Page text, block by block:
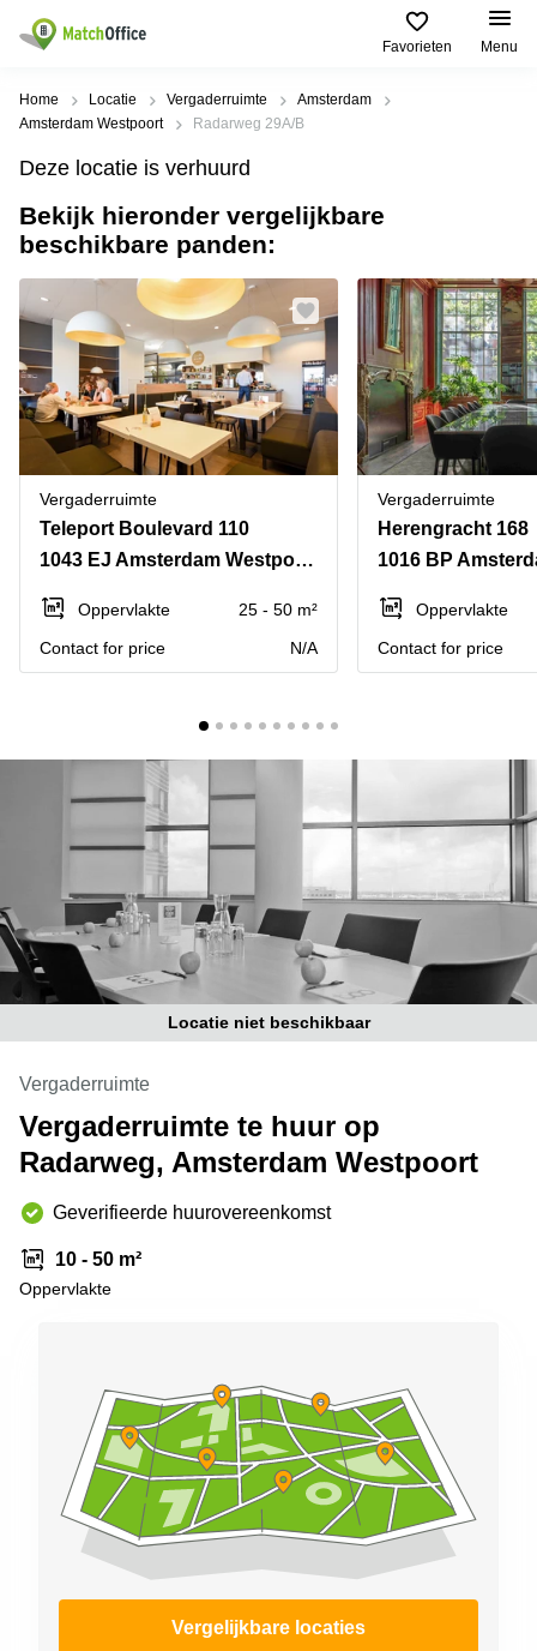
Favorieten Menu
Huren / Verhuren
Productpagina's
Kantoorruimten
Business
Flexplekken
Coworking
Spaces
Vergaderruimten
Virtueel
Kantoor
Bedrijfsruimte
Populaire
Steden
Alkmaar
Amsterdam
Westpoort
Bergen
op
Zoom
Amersfoort
Breda
Hengelo
Hilversum
Hoofddorp
Tiel
Tilburg
Zwolle
Westpoort
Populaire
zoekopdrachten
Kantoorruimte
in Breda
huren
Bergen
op
Zoom
Kantoor
huren
Kantoor
huren
Reeuwijk
Business
Arnhem
Westpoort
Business
Hilversum
center
Den
Haag
Coworking
space
Coworking
Arnhem
Kantoorruimte
in Arnhem
space
Coworking
space
Kantoor
Huren
Hengelo
Bedrijfsruimte
Huren in
Help
Over ons
Voeg je kantoorruimte toe
Huurprijs
Log in
Home Locatie Vergaderruimte
Amsterdam
Amsterdam Westpoort
Radarweg 29A/B
Deze locatie is verhuurd
Bekijk hieronder vergelijkbare
beschikbare panden:
Vergaderruimte
Teleport Boulevard 110
1043 EJ Amsterdam Westpoort
Oppervlakte
25 - 50 m²
Contact for price
N/A
Vergaderruimte
Herengracht 168
1016 BP
Oppervlakte
Contact for price
Locatie niet beschikbaar
Vergaderruimte
Vergaderruimte te huur op
Radarweg, Amsterdam Westpoort
Geverifieerde huurovereenkomst
10 - 50 m²
Oppervlakte
Vergelijkbare locaties